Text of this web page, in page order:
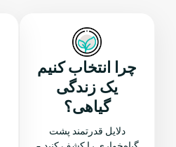
چرا انتخاب کنیم
یک زندگی
گیاهی؟
دلایل قدرتمند پشت